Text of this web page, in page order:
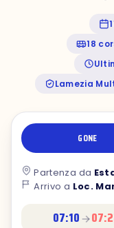
18
Lamezia
GONE
Partenza da
Arrivo a Loc.
07:10